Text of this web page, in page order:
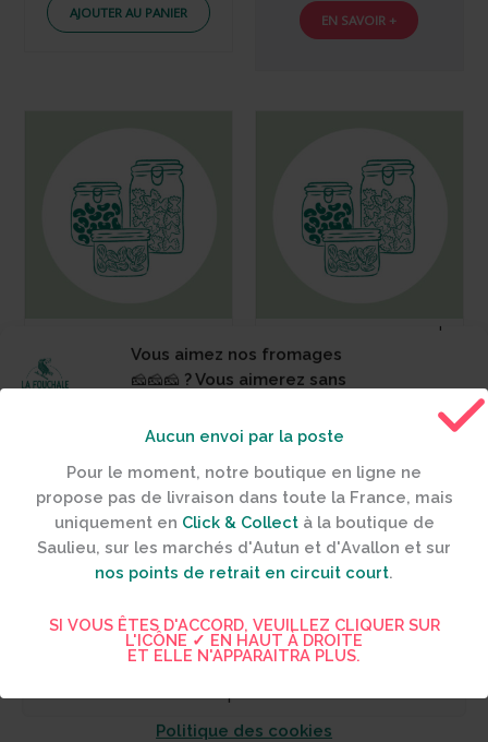
Vous aimez nos fromages
🧀🧀🧀 ? Vous aimerez sans
Afin de vous offrir la meilleure expérience possible,
fait de les accepter, nous permet également de
mieux connaître votre parcours sur nos différentes
pages. Données cruciales pour vous proposer des
services mieux adaptés. Par ailleurs, le fait de les
refuser bloque certaines fonctionnalités.
Accepter
Politique des cookies
Aucun envoi par la poste
Pour le moment, notre boutique en ligne ne
propose pas de livraison dans toute la France, mais
uniquement en Click & Collect à la boutique de
Saulieu, sur les marchés d'Autun et d'Avallon et sur
nos points de retrait en circuit court.
SI VOUS ÊTES D'ACCORD, VEUILLEZ CLIQUER SUR
L'ICÔNE ✓ EN HAUT À DROITE
ET ELLE N'APPARAITRA PLUS.
AJOUTER AU PANIER EN SAVOIR +
colza
/ litre
AJOUTER AU PANIER
cameline
12,00
AJOUTER AU PANIER